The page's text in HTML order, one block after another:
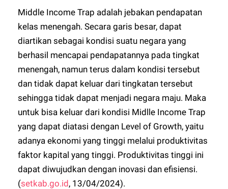
Middle Income Trap adalah jebakan pendapatan
kelas menengah. Secara garis besar, dapat
diartikan sebagai kondisi suatu negara yang
berhasil mencapai pendapatannya pada tingkat
menengah, namun terus dalam kondisi tersebut
dan tidak dapat keluar dari tingkatan tersebut
sehingga tidak dapat menjadi negara maju. Maka
untuk bisa keluar dari kondisi Midlle Income Trap
yang dapat diatasi dengan Level of Growth, yaitu
adanya ekonomi yang tinggi melalui produktivitas
faktor kapital yang tinggi. Produktivitas tinggi ini
dapat diwujudkan dengan inovasi dan efisiensi.
(setkab.go.id, 13/04/2024).